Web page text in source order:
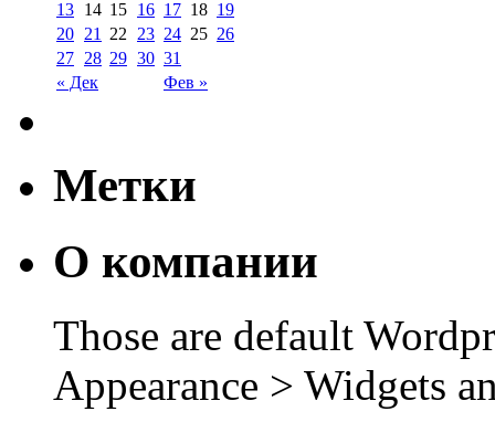
« Дек Фев »
13 14 15 16 17 18 19
20 21 22 23 24 25 26
27 28 29 30 31
Метки
О компании
Those are default
Appearance > Widgets